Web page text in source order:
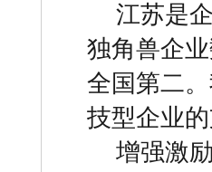
江苏是
独角兽企
全国第二
技型企业
增强激